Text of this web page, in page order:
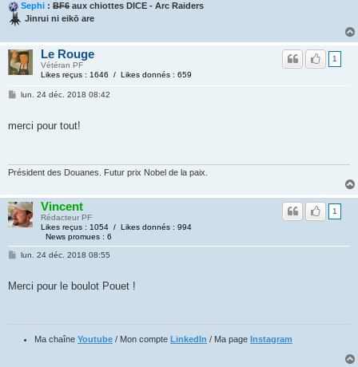
Sephi : BF6 aux chiottes DICE - Arc Raiders
Jinrui ni eikō are
Le Rouge
Vétéran PF
Likes reçus : 1646 / Likes donnés : 659
1
lun. 24 déc. 2018 08:42
merci pour tout!
Président des Douanes. Futur prix Nobel de la paix.
Vincent
Rédacteur PF
Likes reçus : 1054 / Likes donnés : 994
News promues : 6
1
lun. 24 déc. 2018 08:55
Merci pour le boulot Pouet !
Ma chaîne Youtube / Mon compte LinkedIn / Ma page Instagram